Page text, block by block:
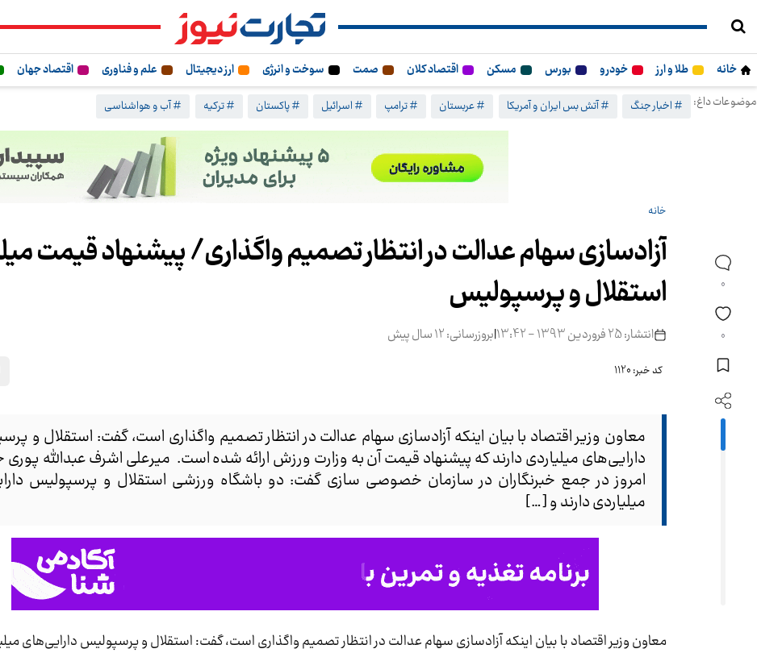
خانه طلا و ارز خودرو بورس مسکن اقتصاد کلان صمت سوخت و انرژی ارز دیجیتال علم و فناوری اقتصاد جهان
موضوعات داغ:
# اخبار جنگ # آتش بس ایران و آمریکا # عربستان # ترامپ # اسرائیل # پاکستان # ترکیه # آب و هواشناسی
0
0
خانه
آزادسازی سهام عدالت در انتظار تصمیم واگذاری/ پیشنهاد قیمت
استقلال و پرسپولیس
انتشار: 25 فروردین 1393 - 13:42 |بروزرسانی: 12 سال پیش
کد خبر: 1120
معاون وزیر اقتصاد با بیان اینکه آزادسازی سهام عدالت در انتظار تصمیم واگذاری است، گفت: استقلال و
دارایی‌‌های میلیاردی دارند که پیشنهاد قیمت آن به وزارت ورزش ارائه شده است. میرعلی اشرف عبدالله
امروز در جمع خبرنگاران در سازمان خصوصی سازی گفت: دو باشگاه ورزشی استقلال و پرسپولیس
میلیاردی دارند و […]
معاون وزیر اقتصاد با بیان اینکه آزادسازی سهام عدالت در انتظار تصمیم واگذاری است، گفت: استقلال و پرسپولیس دارایی‌‌های